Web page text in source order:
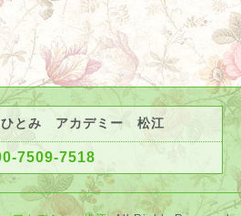
とみ アカデミー 松江
7509-7518